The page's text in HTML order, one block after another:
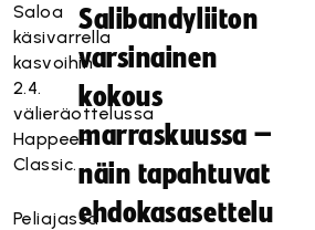
Saloa
käsivarrella
kasvoihin
2.4.
välieräottelussa
Happee-
Classic.
Peliajassa
Salibandyliiton
varsinainen
kokous
marraskuussa –
näin tapahtuvat
ehdokasasettelu